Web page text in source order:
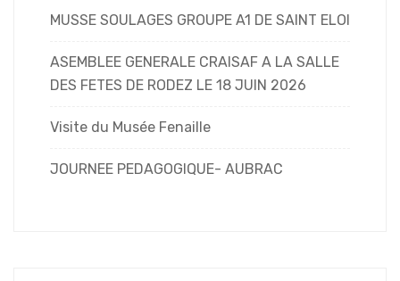
MUSSE SOULAGES GROUPE A1 DE SAINT ELOI
ASEMBLEE GENERALE CRAISAF A LA SALLE
DES FETES DE RODEZ LE 18 JUIN 2026
Visite du Musée Fenaille
JOURNEE PEDAGOGIQUE- AUBRAC